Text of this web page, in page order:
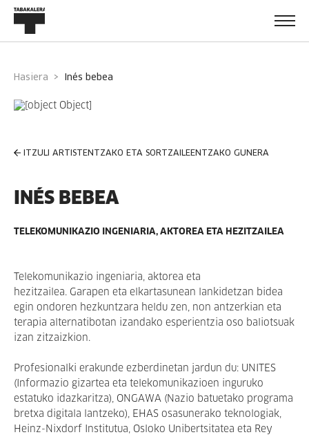
Hasiera inés bebea
ITZULI ARTISTENTZAKO ETA SORTZAILEENTZAKO GUNERA
INÉS BEBEA
TELEKOMUNIKAZIO INGENIARIA, AKTOREA ETA HEZITZAILEA
Telekomunikazio ingeniaria, aktorea eta
hezitzailea. Garapen eta elkartasunean lankidetzan bidea
egin ondoren hezkuntzara heldu zen, non antzerkian eta
terapia alternatibotan izandako esperientzia oso baliotsuak
izan zitzaizkion.
Profesionalki erakunde ezberdinetan jardun du: UNITES
(Informazio gizartea eta telekomunikazioen inguruko
estatuko idazkaritza), ONGAWA (Nazio batuetako programa
bretxa digitala lantzeko), EHAS osasunerako teknologiak,
Heinz-Nixdorf Institutua, Osloko Unibertsitatea eta Rey